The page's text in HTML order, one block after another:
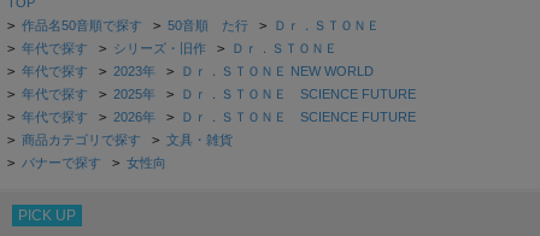
> 作品名50音順で探す > 50音順 た行 > Ｄｒ．ＳＴＯＮＥ
> 年代で探す > シリーズ・旧作 > Ｄｒ．ＳＴＯＮＥ
> 年代で探す > 2023年 > Ｄｒ．ＳＴＯＮＥ NEW WORLD
> 年代で探す > 2025年 > Ｄｒ．ＳＴＯＮＥ SCIENCE FUTURE
> 年代で探す > 2026年 > Ｄｒ．ＳＴＯＮＥ SCIENCE FUTURE
> 商品カテゴリで探す > 文具・雑貨
> バナーで探す > 女性向
PICK UP